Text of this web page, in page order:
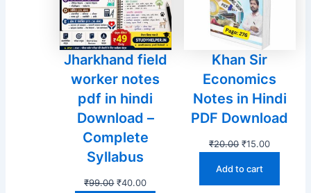
Jharkhand field
worker notes
pdf in hindi
Download –
Complete
Syllabus
₹99.00 Original
₹40.00Current
Khan Sir
Economics
Notes in Hindi
PDF Download
₹20.00 Original
was:
₹15.00Current
Add to cart